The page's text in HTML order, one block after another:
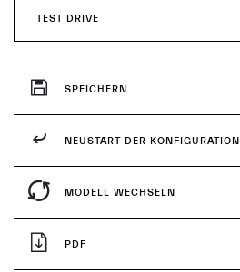
TEST DRIVE
SPEICHERN
NEUSTART DER KONFIGURATION
MODELL WECHSELN
PDF